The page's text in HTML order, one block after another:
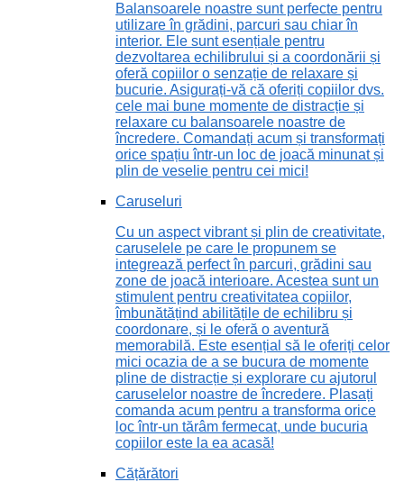
Balansoarele noastre sunt perfecte pentru
utilizare în grădini, parcuri sau chiar în
interior. Ele sunt esențiale pentru
dezvoltarea echilibrului și a coordonării și
oferă copiilor o senzație de relaxare și
bucurie. Asigurați-vă că oferiți copiilor dvs.
cele mai bune momente de distracție și
relaxare cu balansoarele noastre de
încredere. Comandați acum și transformați
orice spațiu într-un loc de joacă minunat și
plin de veselie pentru cei mici!
Caruseluri
Cu un aspect vibrant și plin de creativitate,
caruselele pe care le propunem se
integrează perfect în parcuri, grădini sau
zone de joacă interioare. Acestea sunt un
stimulent pentru creativitatea copiilor,
îmbunătățind abilitățile de echilibru și
coordonare, și le oferă o aventură
memorabilă. Este esențial să le oferiți celor
mici ocazia de a se bucura de momente
pline de distracție și explorare cu ajutorul
caruselelor noastre de încredere. Plasați
comanda acum pentru a transforma orice
loc într-un tărâm fermecat, unde bucuria
copiilor este la ea acasă!
Cățărători